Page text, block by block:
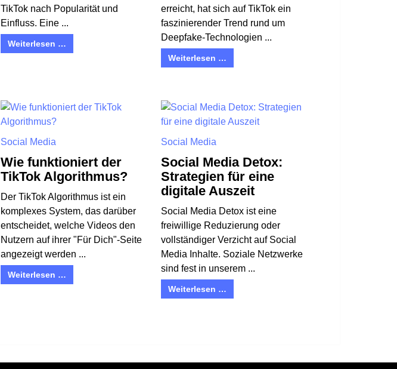
TikTok nach Popularität und
Einfluss. Eine ...
Weiterlesen …
erreicht, hat sich auf TikTok ein
faszinierender Trend rund um
Deepfake-Technologien ...
Weiterlesen …
Social Media
Wie funktioniert der
TikTok Algorithmus?
Der TikTok Algorithmus ist ein
komplexes System, das darüber
entscheidet, welche Videos den
Nutzern auf ihrer "Für Dich"-Seite
angezeigt werden ...
Weiterlesen …
Social Media
Social Media Detox:
Strategien für eine
digitale Auszeit
Social Media Detox ist eine
freiwillige Reduzierung oder
vollständiger Verzicht auf Social
Media Inhalte. Soziale Netzwerke
sind fest in unserem ...
Weiterlesen …